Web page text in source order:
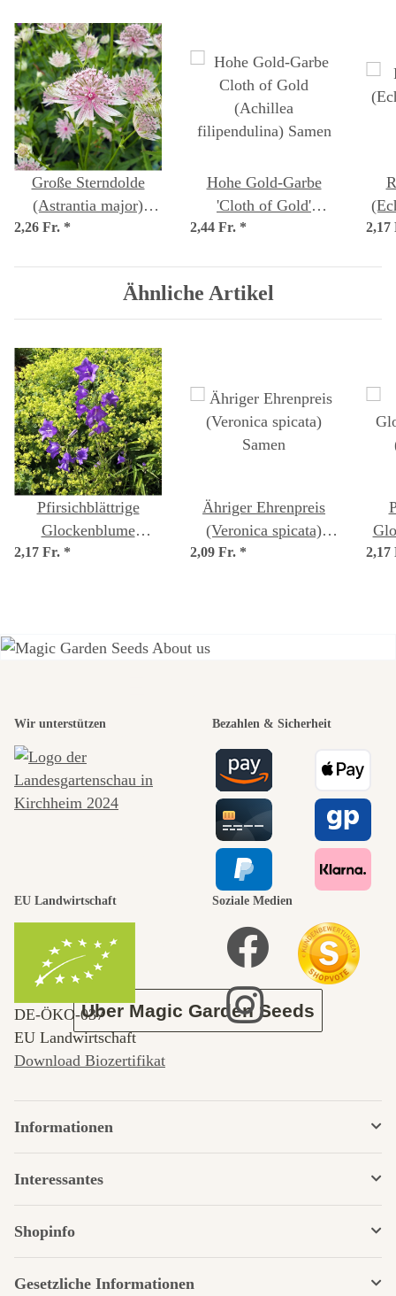
Große Sterndolde
(Astrantia major)
Samen
2,26 Fr. *
Hohe Gold-Garbe
'Cloth of Gold'
(Achillea
2,44 Fr. *
Ähnliche Artikel
Pfirsichblättrige
Glockenblume
'Caerulea' (Campanula
2,17 Fr. *
Ähriger Ehrenpreis
(Veronica spicata)
Samen
2,09 Fr. *
schönsten
Wege zu uns
selbst führt
durch den
Garten
Über Magic Garden Seeds
Wir unterstützen Bezahlen & Sicherheit
EU Landwirtschaft
DE‑ÖKO‑037
EU Landwirtschaft
Download Biozertifikat
Soziale Medien
Informationen
Interessantes
Shopinfo
Gesetzliche Informationen